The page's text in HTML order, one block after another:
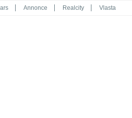
Annonce Realcity Vlasta